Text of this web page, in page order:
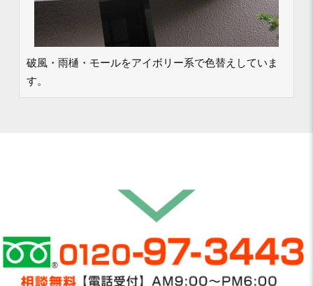
破風・雨樋・モールをアイボリー系で色替えしていま
す。